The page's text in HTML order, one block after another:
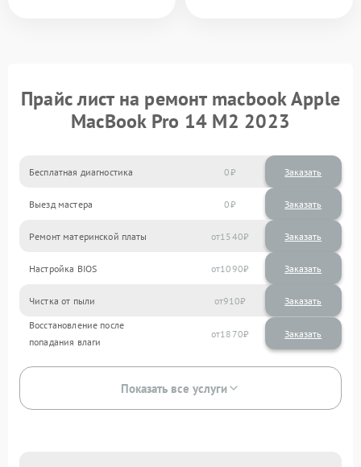
Прайс лист на ремонт macbook Apple
MacBook Pro 14 M2 2023
Бесплатная диагностика 0 Заказать
Выезд мастера 0 Заказать
Ремонт материнской платы 1540
Настройка BIOS 1090
Чистка от пыли 910
Восстановление после
попадания влаги
1870
Показать все услуги